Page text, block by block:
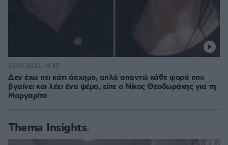
Δεν έχω πει κάτι άσχημο, απλά απαντώ κάθε φορά που
βγαίνει και λέει ένα ψέμα, είπε ο Νίκος Θεοδωράκης για τη
Μαργαρίτα
25.06.2025, 14:45
Thema Insights